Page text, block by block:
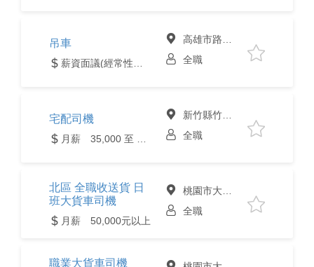
吊車
高雄市路竹區
全職
宅配司機
新竹縣竹北市
全職
北區 全職收送貨 日
班大貨車司機
月薪 50,000元以上
桃園市大園區
全職
職業大貨車司機